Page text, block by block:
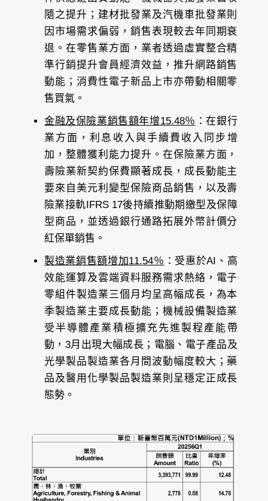
隨之提升；建材批發業及汽機車批發業則
因市場需求偏弱，銷售表現較去年同期衰
退。在零售業方面，業者透過虛實整合精
準行銷提升會員經濟效益，推升網路銷售
動能；消費性電子新品上市亦帶動相關零
售買氣。
金融及保險業銷售額年增15.48％ ：在銀行
業方面，利息收入與手續費收入同步增
加，整體獲利能力提升。在保險業方面，
壽險業新契約保費顯著成長，成長動能主
要來自美元利變型保險商品銷售，以及壽
險業接軌IFRS 17後持續推動期繳型及保障
型商品，並透過銀行通路拓展外幣計價分
紅保單銷售。
製造業銷售額增加11.54％ ：受惠於AI、高
效能運算及雲端資料服務需求熱絡，電子
零組件製造業三個月均呈高幅成長，為本
季製造業主要成長動能；機械設備製造業
受半導體產業積極擴充先進製程產能帶
動，3月出現大幅成長；電腦、電子產品及
光學製品製造業各月間波動幅度較大；藥
品及醫用化學製品製造業則呈穩定正成長
態勢。